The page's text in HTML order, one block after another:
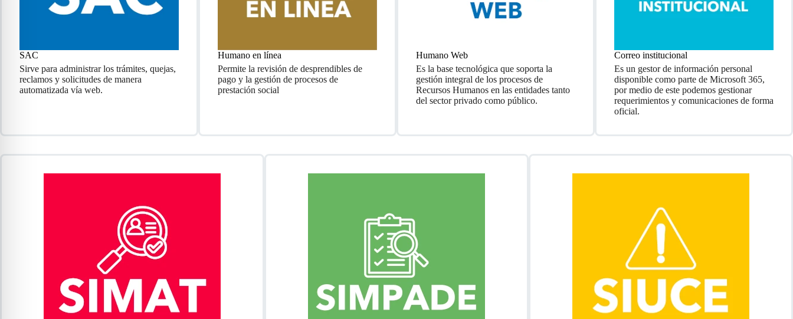
SAC
Sirve para administrar los trámites, quejas,
reclamos y solicitudes de manera
automatizada vía web.
Humano en línea
Permite la revisión de desprendibles de
pago y la gestión de procesos de
prestación social
Humano Web
Es la base tecnológica que soporta la
gestión integral de los procesos de
Recursos Humanos en las entidades tanto
del sector privado como público.
Correo institucional
Es un gestor de información personal
disponible como parte de Microsoft 365,
por medio de este podemos gestionar
requerimientos y comunicaciones de forma
oficial.